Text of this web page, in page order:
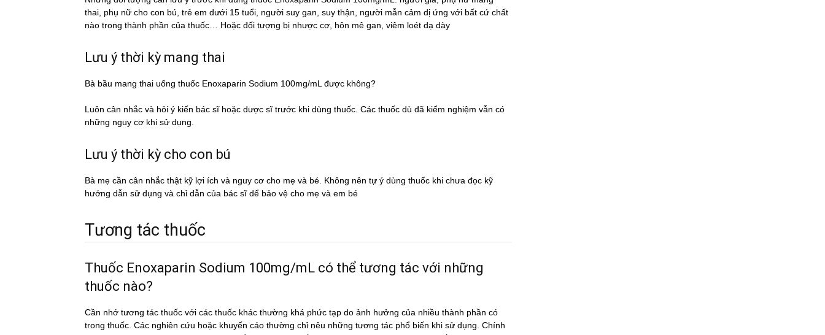
thai, phụ nữ cho con bú, trẻ em dưới 15 tuổi, người suy gan, suy thận, người mẫn cảm dị ứng với bất cứ chất
nào trong thành phần của thuốc… Hoặc đối tượng bị nhược cơ, hôn mê gan, viêm loét dạ dày
Lưu ý thời kỳ mang thai
Bà bầu mang thai uống thuốc Enoxaparin Sodium 100mg/mL được không?
Luôn cân nhắc và hỏi ý kiến bác sĩ hoặc dược sĩ trước khi dùng thuốc. Các thuốc dù đã kiểm nghiệm vẫn có
những nguy cơ khi sử dụng.
Lưu ý thời kỳ cho con bú
Bà mẹ cần cân nhắc thật kỹ lợi ích và nguy cơ cho mẹ và bé. Không nên tự ý dùng thuốc khi chưa đọc kỹ
hướng dẫn sử dụng và chỉ dẫn của bác sĩ dể bảo vệ cho mẹ và em bé
Tương tác thuốc
Thuốc Enoxaparin Sodium 100mg/mL có thể tương tác với những
thuốc nào?
Cần nhớ tương tác thuốc với các thuốc khác thường khá phức tạp do ảnh hưởng của nhiều thành phần có
trong thuốc. Các nghiên cứu hoặc khuyến cáo thường chỉ nêu những tương tác phổ biến khi sử dụng. Chính